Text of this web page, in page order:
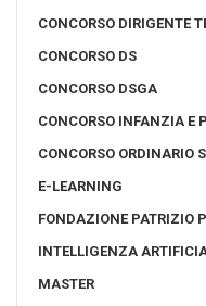
CONCORSO DIRIGENTE
CONCORSO DS
CONCORSO DSGA
CONCORSO INFANZIA E
CONCORSO ORDINARIO
E-LEARNING
FONDAZIONE PATRIZIO
INTELLIGENZA
MASTER